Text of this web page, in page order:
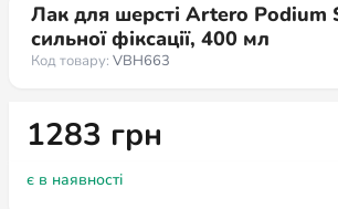
Лак для шерсті Artero Podium
сильної фіксації, 400 мл
Код товару: VBH663
1283 грн
є в наявності